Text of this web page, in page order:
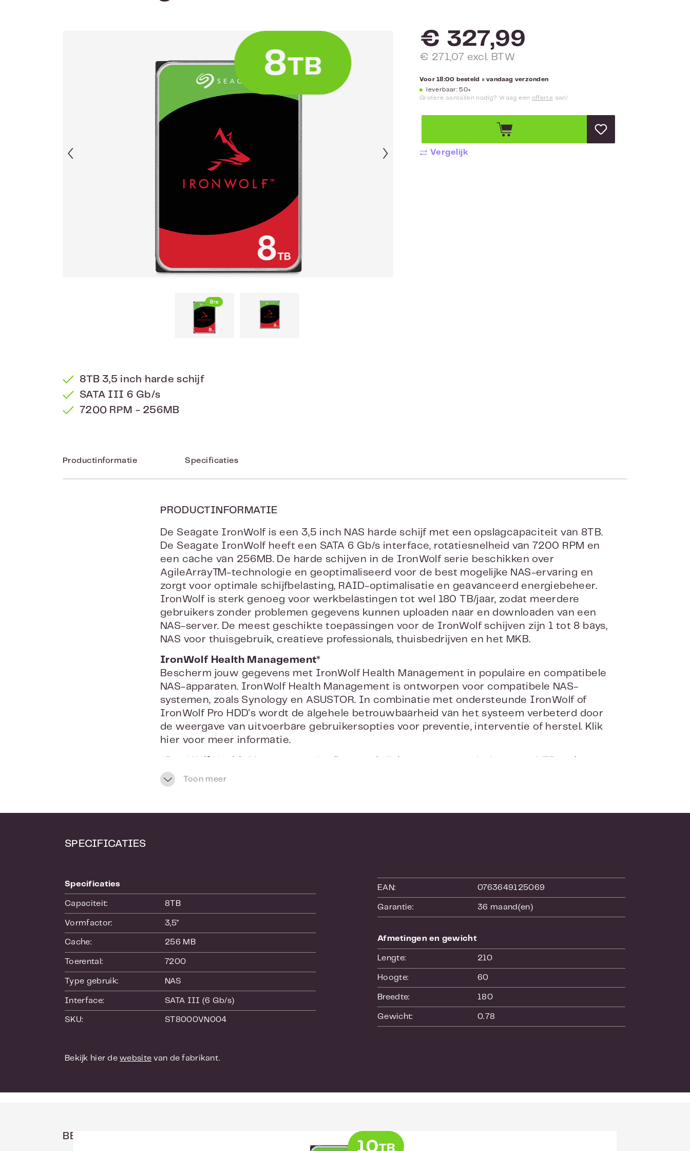
8TB 3,5 inch harde schijf
SATA III 6 Gb/s
7200 RPM - 256MB
€ 327,99
€ 271,07 excl. BTW
Voor 18:00 besteld = vandaag verzonden
leverbaar: 50+
Grotere aantallen nodig? Vraag een offerte aan!
Vergelijk
Productinformatie Specificaties
PRODUCTINFORMATIE
De Seagate IronWolf is een 3,5 inch NAS harde schijf met een opslagcapaciteit van 8TB.
De Seagate IronWolf heeft een SATA 6 Gb/s interface, rotatiesnelheid van 7200 RPM en
een cache van 256MB. De harde schijven in de IronWolf serie beschikken over
AgileArray™-technologie en geoptimaliseerd voor de best mogelijke NAS-ervaring en
zorgt voor optimale schijfbelasting, RAID-optimalisatie en geavanceerd energiebeheer.
IronWolf is sterk genoeg voor werkbelastingen tot wel 180 TB/jaar, zodat meerdere
gebruikers zonder problemen gegevens kunnen uploaden naar en downloaden van een
NAS-server. De meest geschikte toepassingen voor de IronWolf schijven zijn 1 tot 8 bays,
NAS voor thuisgebruik, creatieve professionals, thuisbedrijven en het MKB.
IronWolf Health Management*
Bescherm jouw gegevens met IronWolf Health Management in populaire en compatibele
NAS-apparaten. IronWolf Health Management is ontworpen voor compatibele NAS-
systemen, zoals Synology en ASUSTOR. In combinatie met ondersteunde IronWolf of
IronWolf Pro HDD's wordt de algehele betrouwbaarheid van het systeem verbeterd door
de weergave van uitvoerbare gebruikersopties voor preventie, interventie of herstel. Klik
hier voor meer informatie.
Toon meer
SPECIFICATIES
Specificaties
Capaciteit: 8TB
Vormfactor: 3,5"
Cache: 256 MB
Toerental: 7200
Type gebruik: NAS
Interface: SATA III (6 Gb/s)
SKU: ST8000VN004
EAN: 0763649125069
Garantie: 36 maand(en)
Afmetingen en gewicht
Lengte: 210
Hoogte: 60
Breedte: 180
Gewicht: 0.78
Bekijk hier dewebsite van de fabrikant.
BEKIJK HIER DE ANDERE CAPACITEITEN